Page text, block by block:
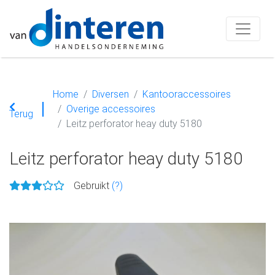
Terug
Home Diversen
Kantooraccessoires
Overige accessoires
Leitz perforator heay duty 5180
Leitz perforator heay duty 5180
Gebruikt (?)